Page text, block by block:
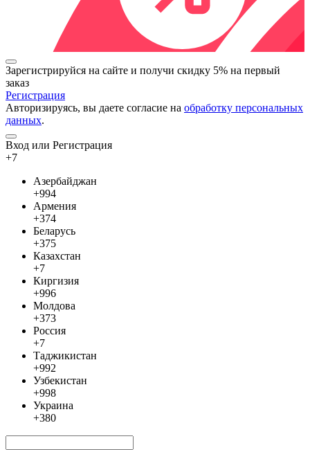
Зарегистрируйся на сайте и получи скидку 5% на первый
заказ
Регистрация
Авторизируясь, вы даете согласие на обработку персональных
данных.
Вход или Регистрация
+7
Азербайджан
+994
Армения
+374
Беларусь
+375
Казахстан
+7
Киргизия
+996
Молдова
+373
Россия
+7
Таджикистан
+992
Узбекистан
+998
Украина
+380